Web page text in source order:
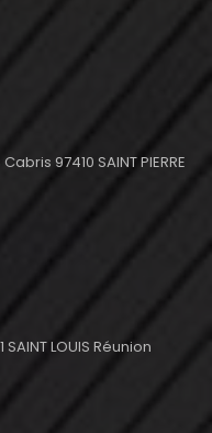
97410 SAINT PIERRE
LOUIS Réunion